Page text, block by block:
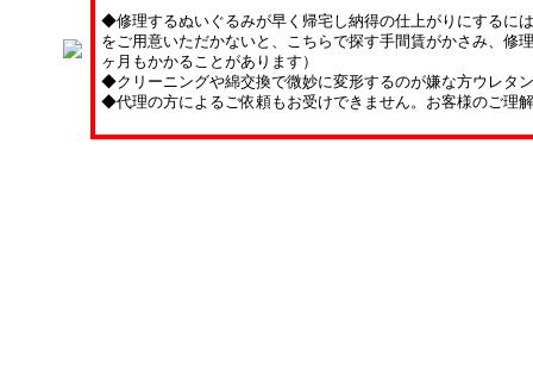
◆修理するぬいぐるみが早く帰宅し納得の仕上がりにするに
をご用意いただかないと、こちらで探す手間賃がかさみ、修
ヶ月もかかることがあります）
◆クリーニングや綿交換で微妙に変形するのが嫌な方ウレタ
◆代理の方によるご依頼もお受けできません。お客様のご理